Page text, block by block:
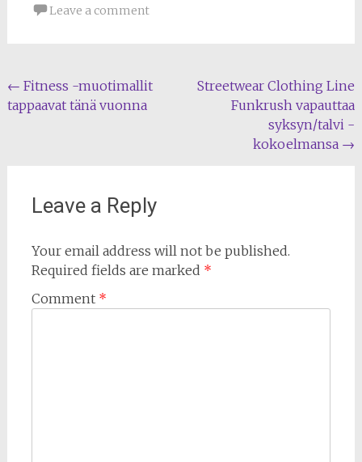
Leave a comment
Post
navigation
← Fitness -muotimallit
tappaavat tänä vuonna
Streetwear Clothing Line
Funkrush vapauttaa
syksyn/talvi -
kokoelmansa →
Leave a Reply
Your email address will not be published.
Required fields are marked *
Comment *